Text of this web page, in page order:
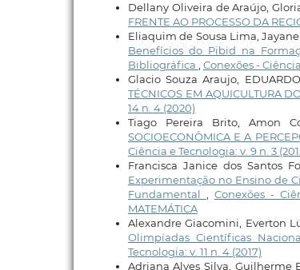
Dellany Oliveira de Araújo,
FRENTE AO PROCESSO DA
Eliaquim de Sousa Lima,
Benefícios do Pibid na
Bibliográfica , Conexões -
Glacio Souza Araujo,
TÉCNICOS EM AQUICULTURA
14 n. 4 (2020)
Tiago Pereira Brito, Amon
SOCIOECONÔMICA E A
Ciência e Tecnologia: v. 9 n. 3
Francisca Janice dos Santos
Experimentação no Ensino de
Fundamental , Conexões -
MATEMÁTICA
Alexandre Giacomini, Everton
Olimpíadas Científicas
Tecnologia: v. 11 n. 4 (2017)
Adriana Alves Silva, Guilherme